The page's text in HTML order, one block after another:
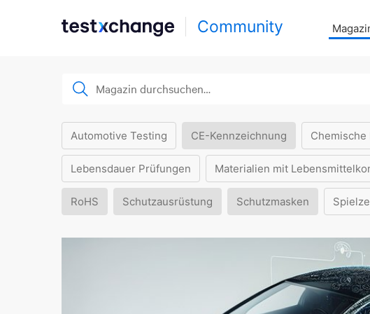
Community
Automotive Testing CE-Kennzeichnung
Lebensdauer Prüfungen Materialien mit
RoHS Schutzausrüstung Schutzmasken